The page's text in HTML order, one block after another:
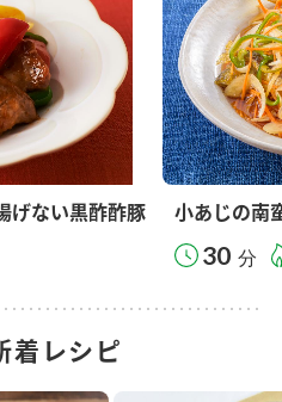
げない黒酢酢豚 小あじの南
30 分
着レシピ